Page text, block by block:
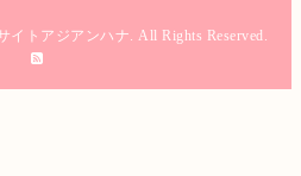
イトアジアンハナ. All Rights Reserved.